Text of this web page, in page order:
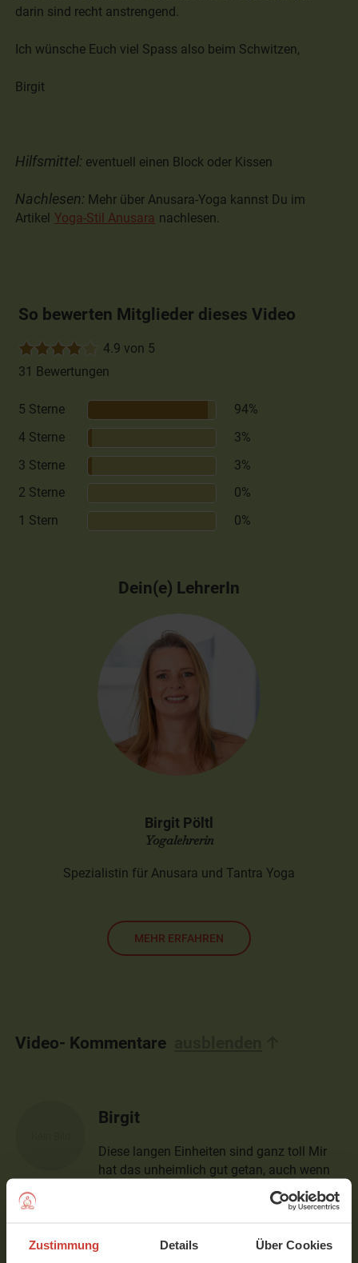
Zustimmung Details Über Cookies
darin sind recht anstrengend.
Ich wünsche Euch viel Spass also beim Schwitzen,
Birgit
Hilfsmittel: eventuell einen Block oder Kissen
Nachlesen: Mehr über Anusara-Yoga kannst Du im
Artikel Yoga-Stil Anusara nachlesen.
So bewerten Mitglieder dieses Video
4.9 von 5
31 Bewertungen
5 Sterne
94%
4 Sterne
3%
3 Sterne
3%
2 Sterne
0%
1 Stern
0%
Dein(e) LehrerIn
Birgit Pöltl
Yogalehrerin
Spezialistin für Anusara und Tantra Yoga
MEHR ERFAHREN
Video- Kommentare
Birgit
Diese langen Einheiten sind ganz toll Mir
hat das unheimlich gut getan, auch wenn
ich manches nicht perfekt hinbekommen
Verfasst am 19.08.2021 um 10:44